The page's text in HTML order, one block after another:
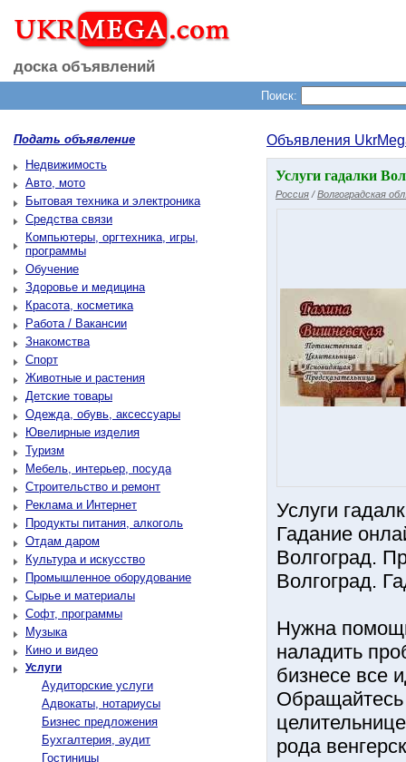
доска объявлений
Поиск:
Подать объявление
Недвижимость
Авто, мото
Бытовая техника и электроника
Средства связи
Компьютеры, оргтехника, игры,
программы
Обучение
Здоровье и медицина
Красота, косметика
Работа / Вакансии
Знакомства
Спорт
Животные и растения
Детские товары
Одежда, обувь, аксессуары
Ювелирные изделия
Туризм
Мебель, интерьер, посуда
Строительство и ремонт
Реклама и Интернет
Продукты питания, алкоголь
Отдам даром
Культура и искусство
Промышленное оборудование
Сырье и материалы
Софт, программы
Музыка
Кино и видео
Услуги
Аудиторские услуги
Адвокаты, нотариусы
Бизнес предложения
Бухгалтерия, аудит
Гостиницы
Объявления
Услуги гадалки
Россия /Волгоградская
Услуги
Гадание
Волгоград.
Волгоград.
Нужна
наладить
бизнесе все
Обращайтесь
рода